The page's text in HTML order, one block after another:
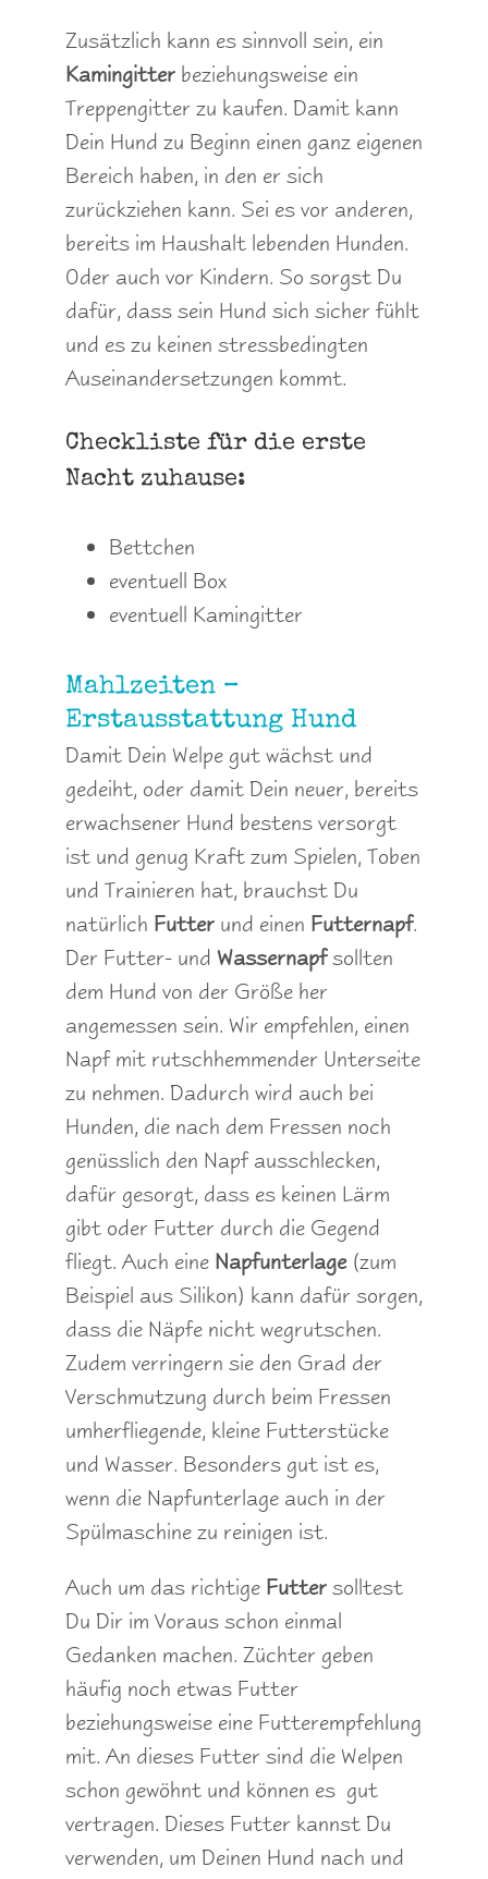
Zusätzlich kann es sinnvoll sein, ein
Kamingitter beziehungsweise ein
Treppengitter zu kaufen. Damit kann
Dein Hund zu Beginn einen ganz eigenen
Bereich haben, in den er sich
zurückziehen kann. Sei es vor anderen,
bereits im Haushalt lebenden Hunden.
Oder auch vor Kindern. So sorgst Du
dafür, dass sein Hund sich sicher fühlt
und es zu keinen stressbedingten
Auseinandersetzungen kommt.
Checkliste für die erste
Nacht zuhause:
Bettchen
eventuell Box
eventuell Kamingitter
Mahlzeiten –
Erstausstattung Hund
Damit Dein Welpe gut wächst und
gedeiht, oder damit Dein neuer, bereits
erwachsener Hund bestens versorgt
ist und genug Kraft zum Spielen, Toben
und Trainieren hat, brauchst Du
natürlich Futter und einen Futternapf.
Der Futter- und Wassernapfsollten
dem Hund von der Größe her
angemessen sein. Wir empfehlen, einen
Napf mit rutschhemmender Unterseite
zu nehmen. Dadurch wird auch bei
Hunden, die nach dem Fressen noch
genüsslich den Napf ausschlecken,
dafür gesorgt, dass es keinen Lärm
gibt oder Futter durch die Gegend
fliegt. Auch eine Napfunterlage(zum
Beispiel aus Silikon) kann dafür sorgen,
dass die Näpfe nicht wegrutschen.
Zudem verringern sie den Grad der
Verschmutzung durch beim Fressen
umherfliegende, kleine Futterstücke
und Wasser. Besonders gut ist es,
wenn die Napfunterlage auch in der
Spülmaschine zu reinigen ist.
Auch um das richtige Futtersolltest
Du Dir im Voraus schon einmal
Gedanken machen. Züchter geben
häufig noch etwas Futter
beziehungsweise eine Futterempfehlung
mit. An dieses Futter sind die Welpen
schon gewöhnt und können es gut
vertragen. Dieses Futter kannst Du
verwenden, um Deinen Hund nach und